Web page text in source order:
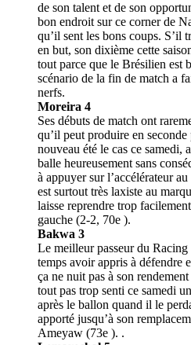
de son talent et de son
bon endroit sur ce corner de
qu’il sent les bons coups. S’il
en but, son dixième cette
tout parce que le Brésilien est
scénario de la fin de match a
nerfs.
Moreira 4
Ses débuts de match ont
qu’il peut produire en
nouveau été le cas ce samedi,
balle heureusement sans
à appuyer sur l’accélérateur
est surtout très laxiste au
laisse reprendre trop
gauche (2-2, 70e ).
Bakwa 3
Le meilleur passeur du
temps avoir appris à défendre
ça ne nuit pas à son
tout pas trop senti ce samedi
après le ballon quand il le
apporté jusqu’à son
Ameyaw (73e ). .